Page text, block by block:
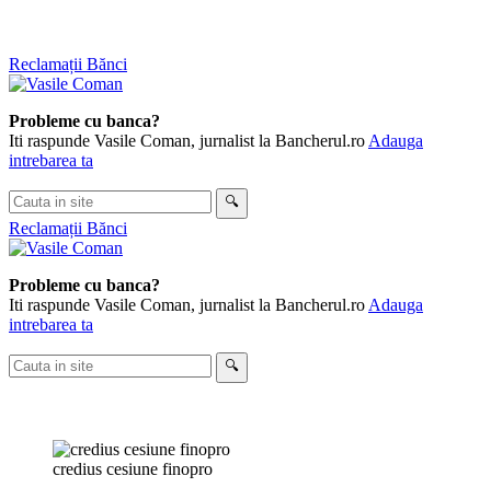
Skip
to
Reclamații Bănci
Probleme cu banca?
Iti raspunde Vasile Coman, jurnalist la Bancherul.ro Adauga
intrebarea ta
Cauta
in
site
🔍
Reclamații Bănci
Probleme cu banca?
Iti raspunde Vasile Coman, jurnalist la Bancherul.ro Adauga
intrebarea ta
Cauta
in
🔍
credius cesiune finopro